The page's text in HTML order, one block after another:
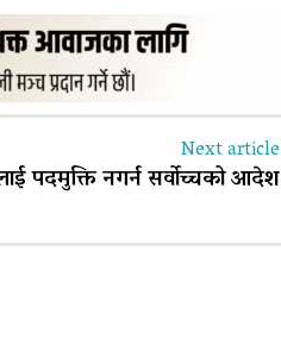
Next article
पदमुक्ति नगर्न सर्वोच्चको आदेश